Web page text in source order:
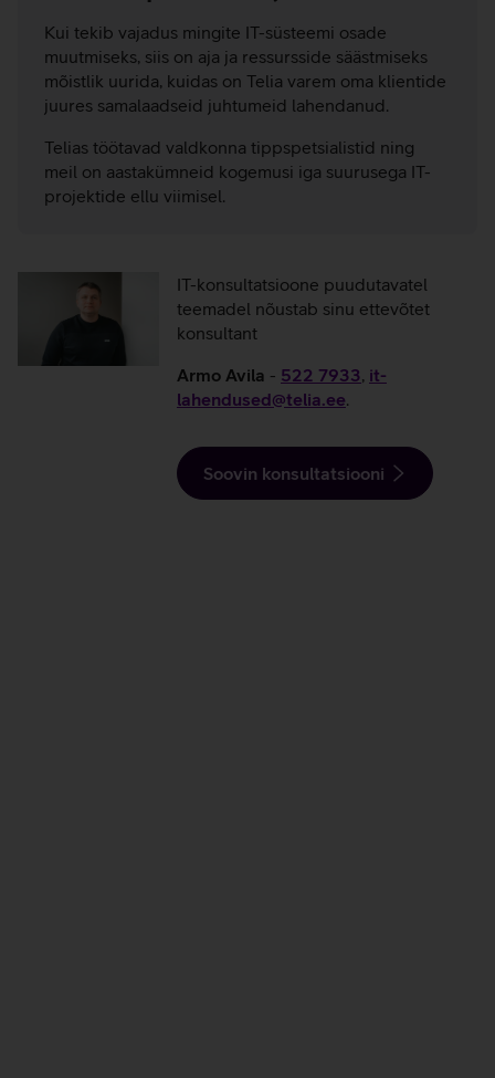
Kui tekib vajadus mingite IT-süsteemi osade
muutmiseks, siis on aja ja ressursside säästmiseks
mõistlik uurida, kuidas on Telia varem oma klientide
juures samalaadseid juhtumeid lahendanud.
Telias töötavad valdkonna tippspetsialistid ning
meil on aastakümneid kogemusi iga suurusega IT-
projektide ellu viimisel.
IT-konsultatsioone puudutavatel
teemadel nõustab sinu ettevõtet
konsultant
Armo Avila - 522 7933, it-
lahendused@telia.ee.
Soovin konsultatsiooni